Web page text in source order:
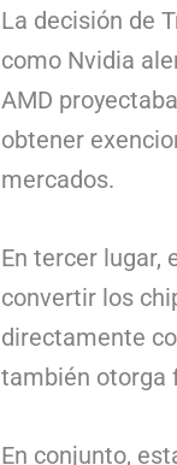
La decisión de
como Nvidia
AMD
obtener
mercados.
En tercer lugar,
convertir los
directamente
también otorga
En conjunto,